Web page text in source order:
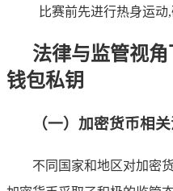
比赛前先进行热身运动,
法律与监管视
钱包私钥
（一）加密货币相
不同国家和地区对加密